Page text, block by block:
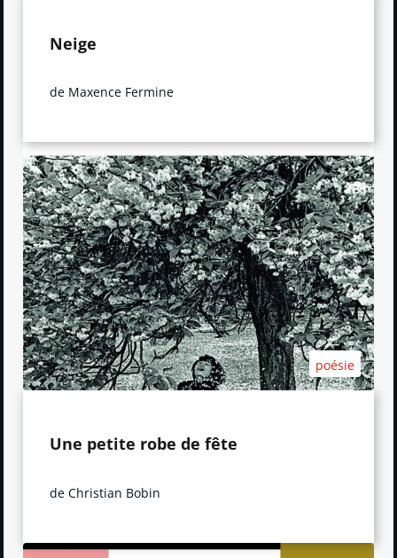
Neige
de Maxence Fermine
poésie
Une petite robe de fête
de Christian Bobin